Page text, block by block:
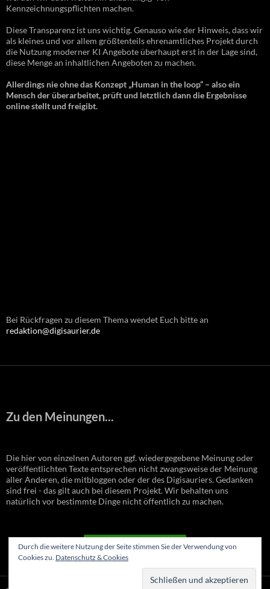
Kennzeichnungspflichten machen.
Diese Transparenz ist uns wichtig. Genauso wie der Hinweis, dass wir
als kleines und vor allem größtenteils ehrenamtliches Projekt durch
die Nutzung moderner KI Angebote überhaupt erst in der Lage sind,
diese Menge an inhaltlichen Angeboten zu machen.
Allerdings nie ohne das Konzept „Human in the loop“ – also ein
Mensch der überarbeitet, prüft und letztlich dann die Ergebnisse
online stellt und freigibt.
Bei Rückfragen zu diesem Thema wendet Euch bitte an
redaktion@digisaurier.de
Zu den Meinungen...
Die hier von einzelnen Autoren ggf. wiedergegebene Meinung oder
veröffentlichten Texte entsprechen nicht zwangsweise der Meinung
aller Anderen, die mitbloggen oder der des Digisauriers. Gedanken
sind frei - das gilt auch bei diesem Projekt. Wir behalten uns
natürlich vor bestimmte Dinge nicht öffentlich zu machen.
VERTRAG WIDERRUFEN
Durch die weitere Nutzung der Seite stimmen Sie der Verwendung von
Cookies zu. Datenschutz & Cookies